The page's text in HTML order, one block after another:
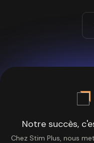
Notre succès,
Chez Stim Plus, nous